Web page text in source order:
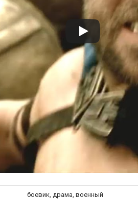
боевик, драма, военный